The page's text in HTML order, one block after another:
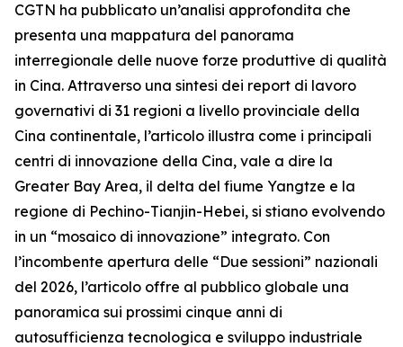
CGTN ha pubblicato un’analisi approfondita che
presenta una mappatura del panorama
interregionale delle nuove forze produttive di qualità
in Cina. Attraverso una sintesi dei report di lavoro
governativi di 31 regioni a livello provinciale della
Cina continentale, l’articolo illustra come i principali
centri di innovazione della Cina, vale a dire la
Greater Bay Area, il delta del fiume Yangtze e la
regione di Pechino-Tianjin-Hebei, si stiano evolvendo
in un “mosaico di innovazione” integrato. Con
l’incombente apertura delle “Due sessioni” nazionali
del 2026, l’articolo offre al pubblico globale una
panoramica sui prossimi cinque anni di
autosufficienza tecnologica e sviluppo industriale